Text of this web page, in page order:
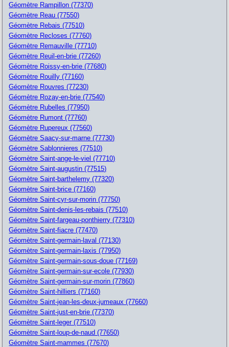
Géomètre Rampillon (77370)
Géomètre Reau (77550)
Géomètre Rebais (77510)
Géomètre Recloses (77760)
Géomètre Remauville (77710)
Géomètre Reuil-en-brie (77260)
Géomètre Roissy-en-brie (77680)
Géomètre Rouilly (77160)
Géomètre Rouvres (77230)
Géomètre Rozay-en-brie (77540)
Géomètre Rubelles (77950)
Géomètre Rumont (77760)
Géomètre Rupereux (77560)
Géomètre Saacy-sur-marne (77730)
Géomètre Sablonnieres (77510)
Géomètre Saint-ange-le-viel (77710)
Géomètre Saint-augustin (77515)
Géomètre Saint-barthelemy (77320)
Géomètre Saint-brice (77160)
Géomètre Saint-cyr-sur-morin (77750)
Géomètre Saint-denis-les-rebais (77510)
Géomètre Saint-fargeau-ponthierry (77310)
Géomètre Saint-fiacre (77470)
Géomètre Saint-germain-laval (77130)
Géomètre Saint-germain-laxis (77950)
Géomètre Saint-germain-sous-doue (77169)
Géomètre Saint-germain-sur-ecole (77930)
Géomètre Saint-germain-sur-morin (77860)
Géomètre Saint-hilliers (77160)
Géomètre Saint-jean-les-deux-jumeaux (77660)
Géomètre Saint-just-en-brie (77370)
Géomètre Saint-leger (77510)
Géomètre Saint-loup-de-naud (77650)
Géomètre Saint-mammes (77670)